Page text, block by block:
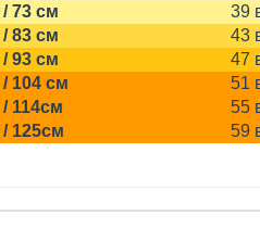
73 см
39
83 см
43
93 см
47
104 см
114см
/ 125см
51
55
59